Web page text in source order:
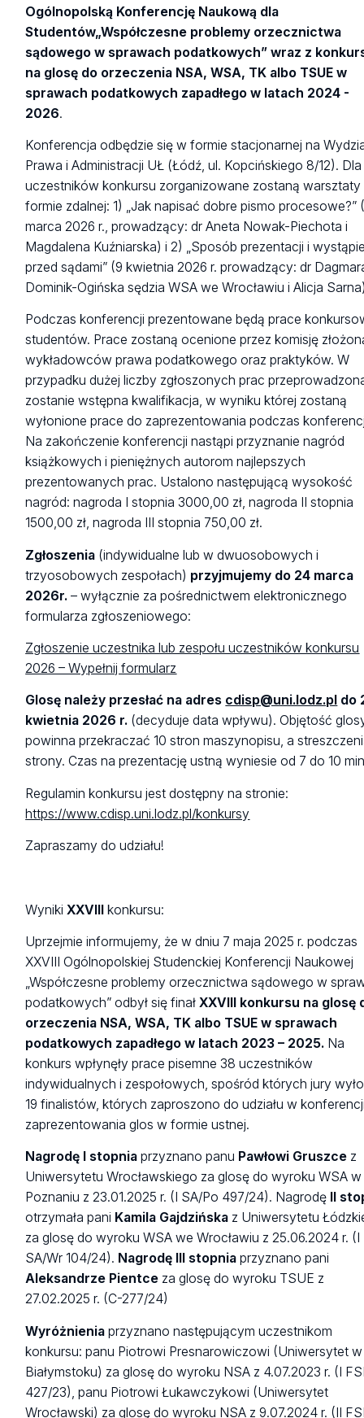
Ogólnopolską Konferencję Naukową dla
Studentów„Współczesne problemy orzecznictwa
sądowego w sprawach podatkowych” wraz z
na glosę do orzeczenia NSA, WSA, TK albo TSUE w
sprawach podatkowych zapadłego w latach 2024 -
2026.
Konferencja odbędzie się w formie stacjonarnej na
Prawa i Administracji UŁ (Łódź, ul. Kopcińskiego 8/12). Dla
uczestników konkursu zorganizowane zostaną
formie zdalnej: 1) „Jak napisać dobre pismo procesowe?”
marca 2026 r., prowadzący: dr Aneta Nowak-Piechota i
Magdalena Kuźniarska) i 2) „Sposób prezentacji i
przed sądami” (9 kwietnia 2026 r. prowadzący: dr
Dominik-Ogińska sędzia WSA we Wrocławiu i Alicja
Podczas konferencji prezentowane będą prace
studentów. Prace zostaną ocenione przez komisję
wykładowców prawa podatkowego oraz praktyków. W
przypadku dużej liczby zgłoszonych prac
zostanie wstępna kwalifikacja, w wyniku której zostaną
wyłonione prace do zaprezentowania podczas
Na zakończenie konferencji nastąpi przyznanie nagród
książkowych i pieniężnych autorom najlepszych
prezentowanych prac. Ustalono następującą wysokość
nagród: nagroda I stopnia 3000,00 zł, nagroda II stopnia
1500,00 zł, nagroda III stopnia 750,00 zł.
Zgłoszenia (indywidualne lub w dwuosobowych i
trzyosobowych zespołach) przyjmujemy do 24 marca
2026r. – wyłącznie za pośrednictwem elektronicznego
formularza zgłoszeniowego:
Zgłoszenie uczestnika lub zespołu uczestników konkursu
2026 – Wypełnij formularz
Glosę należy przesłać na adres cdisp@uni.lodz.pl do
kwietnia 2026 r. (decyduje data wpływu). Objętość
powinna przekraczać 10 stron maszynopisu, a
strony. Czas na prezentację ustną wyniesie od 7 do 10
Regulamin konkursu jest dostępny na stronie:
https://www.cdisp.uni.lodz.pl/konkursy
Zapraszamy do udziału!
Wyniki XXVIIIkonkursu:
Uprzejmie informujemy, że w dniu 7 maja 2025 r. podczas
XXVIII Ogólnopolskiej Studenckiej Konferencji Naukowej
„Współczesne problemy orzecznictwa sądowego w
podatkowych” odbył się finałXXVIII konkursu na glosę
orzeczenia NSA, WSA, TK albo TSUE w sprawach
podatkowych zapadłego w latach 2023 – 2025. Na
konkurs wpłynęły prace pisemne 38 uczestników
indywidualnych i zespołowych, spośród których jury
19 finalistów, których zaproszono do udziału w
zaprezentowania glos w formie ustnej.
Nagrodę I stopnia przyznano panu Pawłowi Gruszce z
Uniwersytetu Wrocławskiego za glosę do wyroku WSA w
Poznaniu z 23.01.2025 r. (I SA/Po 497/24). Nagrodę
II
otrzymała pani Kamila Gajdzińska z Uniwersytetu
za glosę do wyroku WSA we Wrocławiu z 25.06.2024 r. (I
SA/Wr 104/24). Nagrodę III stopnia przyznano pani
Aleksandrze Pientce za glosę do wyroku TSUE z
27.02.2025 r. (C-277/24)
Wyróżnienia przyznano następującym uczestnikom
konkursu: panu Piotrowi Presnarowiczowi (Uniwersytet w
Białymstoku) za glosę do wyroku NSA z 4.07.2023 r. (I
427/23), panu Piotrowi Łukawczykowi (Uniwersytet
Wrocławski) za glosę do wyroku NSA z 9.07.2024 r. (II